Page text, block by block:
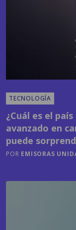
avanzado en
puede
EMISORAS